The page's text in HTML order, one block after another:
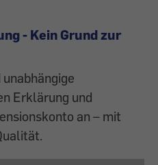
- Kein Grund zur
Erklärung und
an – mit